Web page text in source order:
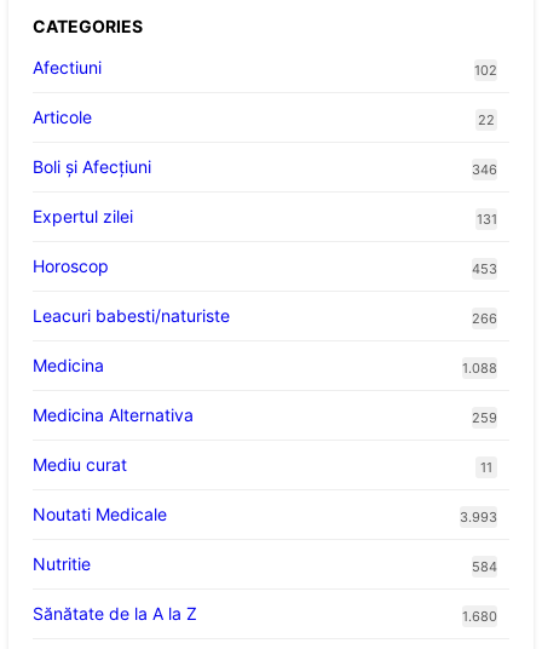
CATEGORIES
Afectiuni
102
Articole 22
Boli și Afecțiuni 346
Expertul zilei 131
Horoscop 453
Leacuri babesti/naturiste 266
Medicina 1.088
Medicina Alternativa 259
Mediu curat 11
Noutati Medicale 3.993
Nutritie 584
Sănătate de la A la Z 1.680